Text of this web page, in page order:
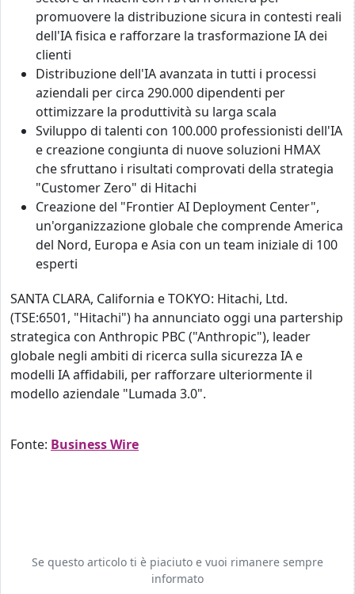
promuovere la distribuzione sicura in contesti reali
dell'IA fisica e rafforzare la trasformazione IA dei
clienti
Distribuzione dell'IA avanzata in tutti i processi
aziendali per circa 290.000 dipendenti per
ottimizzare la produttività su larga scala
Sviluppo di talenti con 100.000 professionisti dell'IA
e creazione congiunta di nuove soluzioni HMAX
che sfruttano i risultati comprovati della strategia
"Customer Zero" di Hitachi
Creazione del "Frontier AI Deployment Center",
un'organizzazione globale che comprende America
del Nord, Europa e Asia con un team iniziale di 100
esperti
SANTA CLARA, California e TOKYO: Hitachi, Ltd.
(TSE:6501, "Hitachi") ha annunciato oggi una partership
strategica con Anthropic PBC ("Anthropic"), leader
globale negli ambiti di ricerca sulla sicurezza IA e
modelli IA affidabili, per rafforzare ulteriormente il
modello aziendale "Lumada 3.0".
Fonte: Business Wire
Se questo articolo ti è piaciuto e vuoi rimanere sempre
informato